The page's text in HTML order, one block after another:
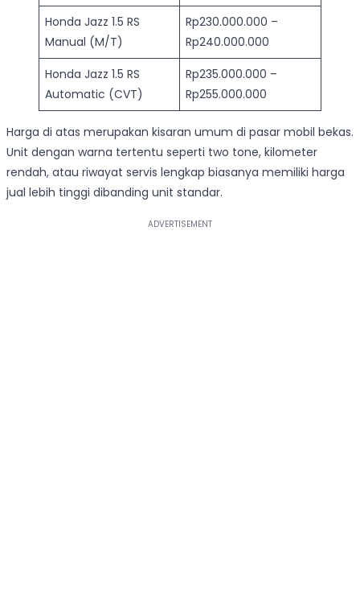
Honda Jazz 1.5 RS
Manual (M/T)
Rp230.000.000 –
Rp240.000.000
Honda Jazz 1.5 RS
Automatic (CVT)
Rp235.000.000 –
Rp255.000.000
Harga di atas merupakan kisaran umum di pasar mobil bekas.
Unit dengan warna tertentu seperti two tone, kilometer
rendah, atau riwayat servis lengkap biasanya memiliki harga
jual lebih tinggi dibanding unit standar.